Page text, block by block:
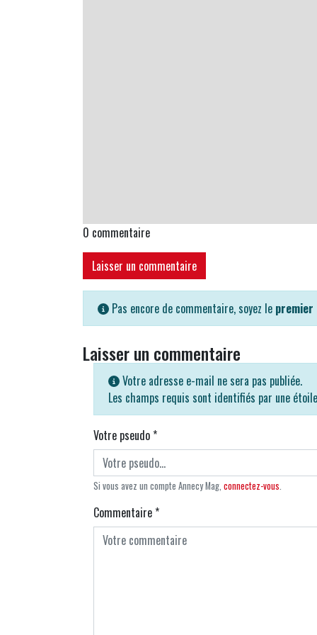
0 commentaire
Laisser un commentaire
Pas encore de commentaire, soyez le premier
Laisser un commentaire
Votre adresse e-mail ne sera pas publiée.
Les champs requis sont identifiés par une
Votre pseudo*
Si vous avez un compte Annecy Mag, connectez-vous
Commentaire*